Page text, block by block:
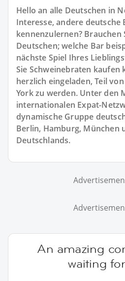
Hello an alle Deutschen in
Interesse, andere deutsche
kennenzulernen? Brauchen
Deutschen; welche Bar
nächste Spiel Ihres
Sie Schweinebraten kaufen
herzlich eingeladen, Teil
York zu werden. Unter den
internationalen Expat-
dynamische Gruppe
Berlin, Hamburg, München
Deutschlands.
An amazing
waiting